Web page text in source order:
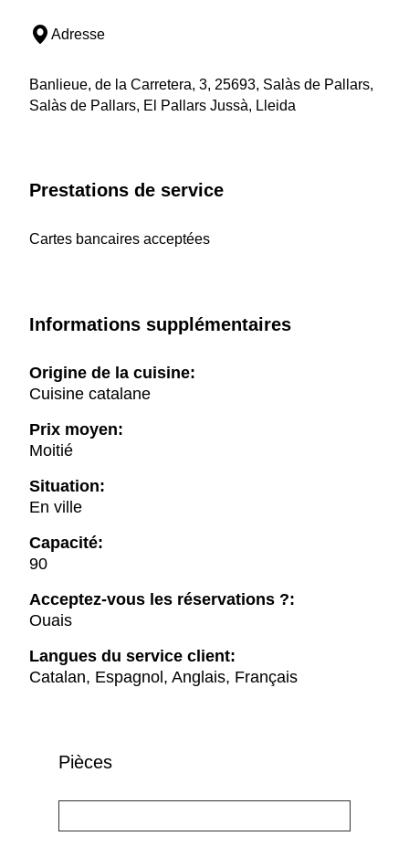
Adresse
Banlieue, de la Carretera, 3, 25693, Salàs de Pallars,
Salàs de Pallars, El Pallars Jussà, Lleida
Prestations de service
Cartes bancaires acceptées
Informations supplémentaires
Origine de la cuisine:
Cuisine catalane
Prix moyen:
Moitié
Situation:
En ville
Capacité:
90
Acceptez-vous les réservations ?:
Ouais
Langues du service client:
Catalan, Espagnol, Anglais, Français
Pièces